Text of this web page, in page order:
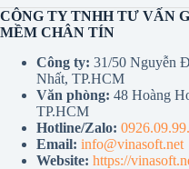
CÔNG TY TNHH TƯ VẤN
MỀM CHÂN TÍN
Công ty: 31/50 Nguyễn
Nhất, TP.HCM
Văn phòng: 48 Hoàng
TP.HCM
Hotline/Zalo:
Email: info@vinasoft.net
Website: https://